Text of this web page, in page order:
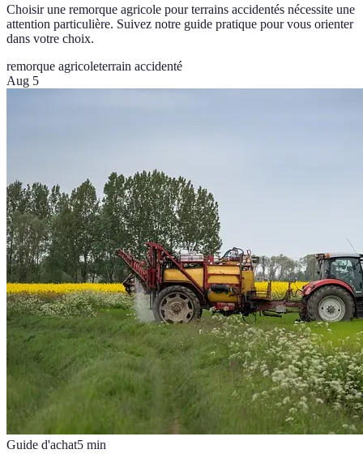
Choisir une remorque agricole pour terrains accidentés nécessite une
attention particulière. Suivez notre guide pratique pour vous orienter
dans votre choix.
remorque agricoleterrain accidenté
Aug 5
Guide d'achat5 min